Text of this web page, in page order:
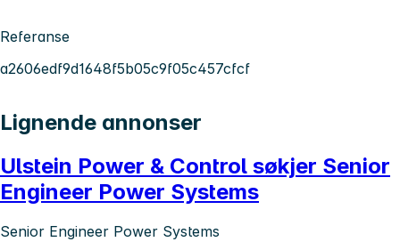
Referanse
a2606edf9d1648f5b05c9f05c457cfcf
Lignende annonser
Ulstein Power & Control søkjer Senior
Engineer Power Systems
Senior Engineer Power Systems